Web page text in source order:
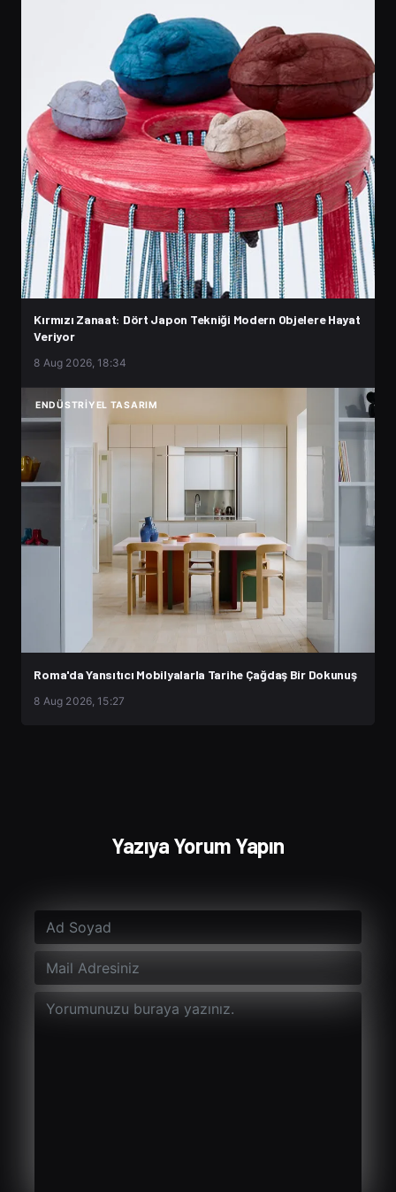
Kırmızı Zanaat: Dört Japon Tekniği Modern Objelere Hayat
Veriyor
8 Aug 2026, 18:34
ENDÜSTRIYEL TASARIM
Roma'da Yansıtıcı Mobilyalarla Tarihe Çağdaş Bir Dokunuş
8 Aug 2026, 15:27
Yazıya Yorum Yapın